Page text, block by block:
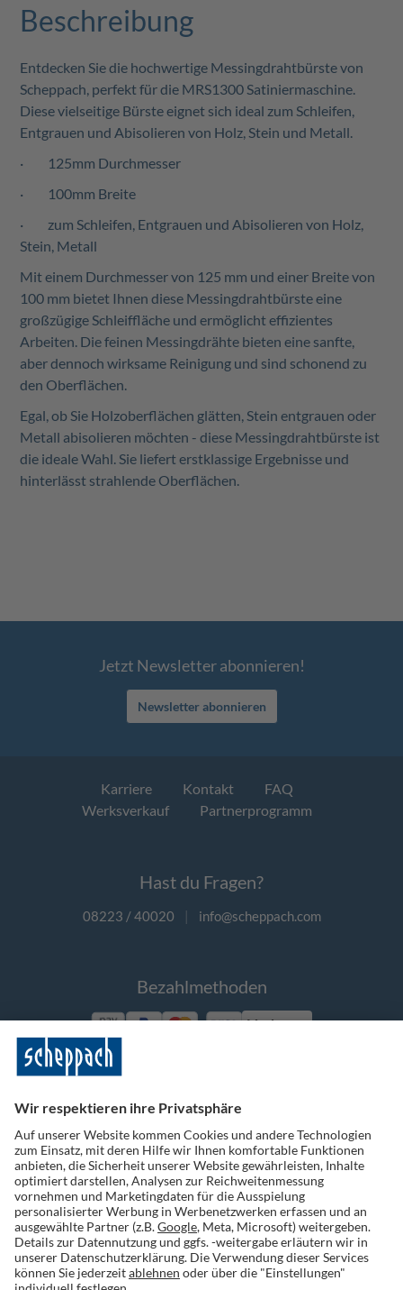
Beschreibung
Entdecken Sie die hochwertige Messingdrahtbürste von
Scheppach, perfekt für die MRS1300 Satiniermaschine.
Diese vielseitige Bürste eignet sich ideal zum Schleifen,
Entgrauen und Abisolieren von Holz, Stein und Metall.
· 125mm Durchmesser
· 100mm Breite
· zum Schleifen, Entgrauen und Abisolieren von Holz,
Stein, Metall
Mit einem Durchmesser von 125 mm und einer Breite von
100 mm bietet Ihnen diese Messingdrahtbürste eine
großzügige Schleiffläche und ermöglicht effizientes
Arbeiten. Die feinen Messingdrähte bieten eine sanfte,
aber dennoch wirksame Reinigung und sind schonend zu
den Oberflächen.
Egal, ob Sie Holzoberflächen glätten, Stein entgrauen oder
Metall abisolieren möchten - diese Messingdrahtbürste ist
die ideale Wahl. Sie liefert erstklassige Ergebnisse und
hinterlässt strahlende Oberflächen.
Jetzt Newsletter abonnieren!
Newsletter abonnieren
Karriere Kontakt
FAQ
Werksverkauf
Partnerprogramm
Hast du Fragen?
08223 / 40020 | info@scheppach.com
Bezahlmethoden
Vorkasse
Folge uns auf Social Media